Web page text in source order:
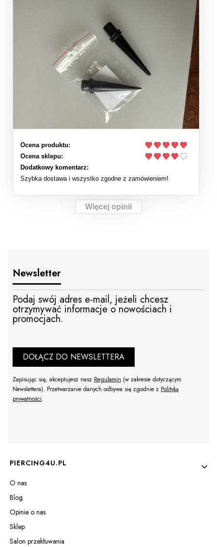
Ocena produktu:
Ocena sklepu:
Dodatkowy komentarz:
Szybka dostawa i wszystko zgodne z zamówieniem!
Więcej opinii
Newsletter
Podaj swój adres e-mail, jeżeli chcesz
otrzymywać informacje o nowościach i
promocjach.
DOŁĄCZ DO NEWSLETTERA
Zapisując się, akceptujesz nasz Regulamin (w zakresie dotyczącym
Newslettera). Przetwarzanie danych odbywa się zgodnie z Polityką
prywatności.
Linki w stopce
PIERCING4U.PL
O nas
Blog
Opinie o nas
Sklep
Salon przekłuwania